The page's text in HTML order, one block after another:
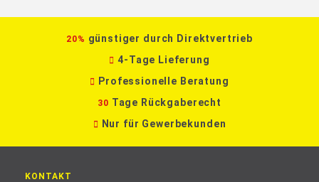
20% günstiger durch Direktvertrieb
4-Tage Lieferung
Professionelle Beratung
30 Tage Rückgaberecht
Nur für Gewerbekunden
KONTAKT